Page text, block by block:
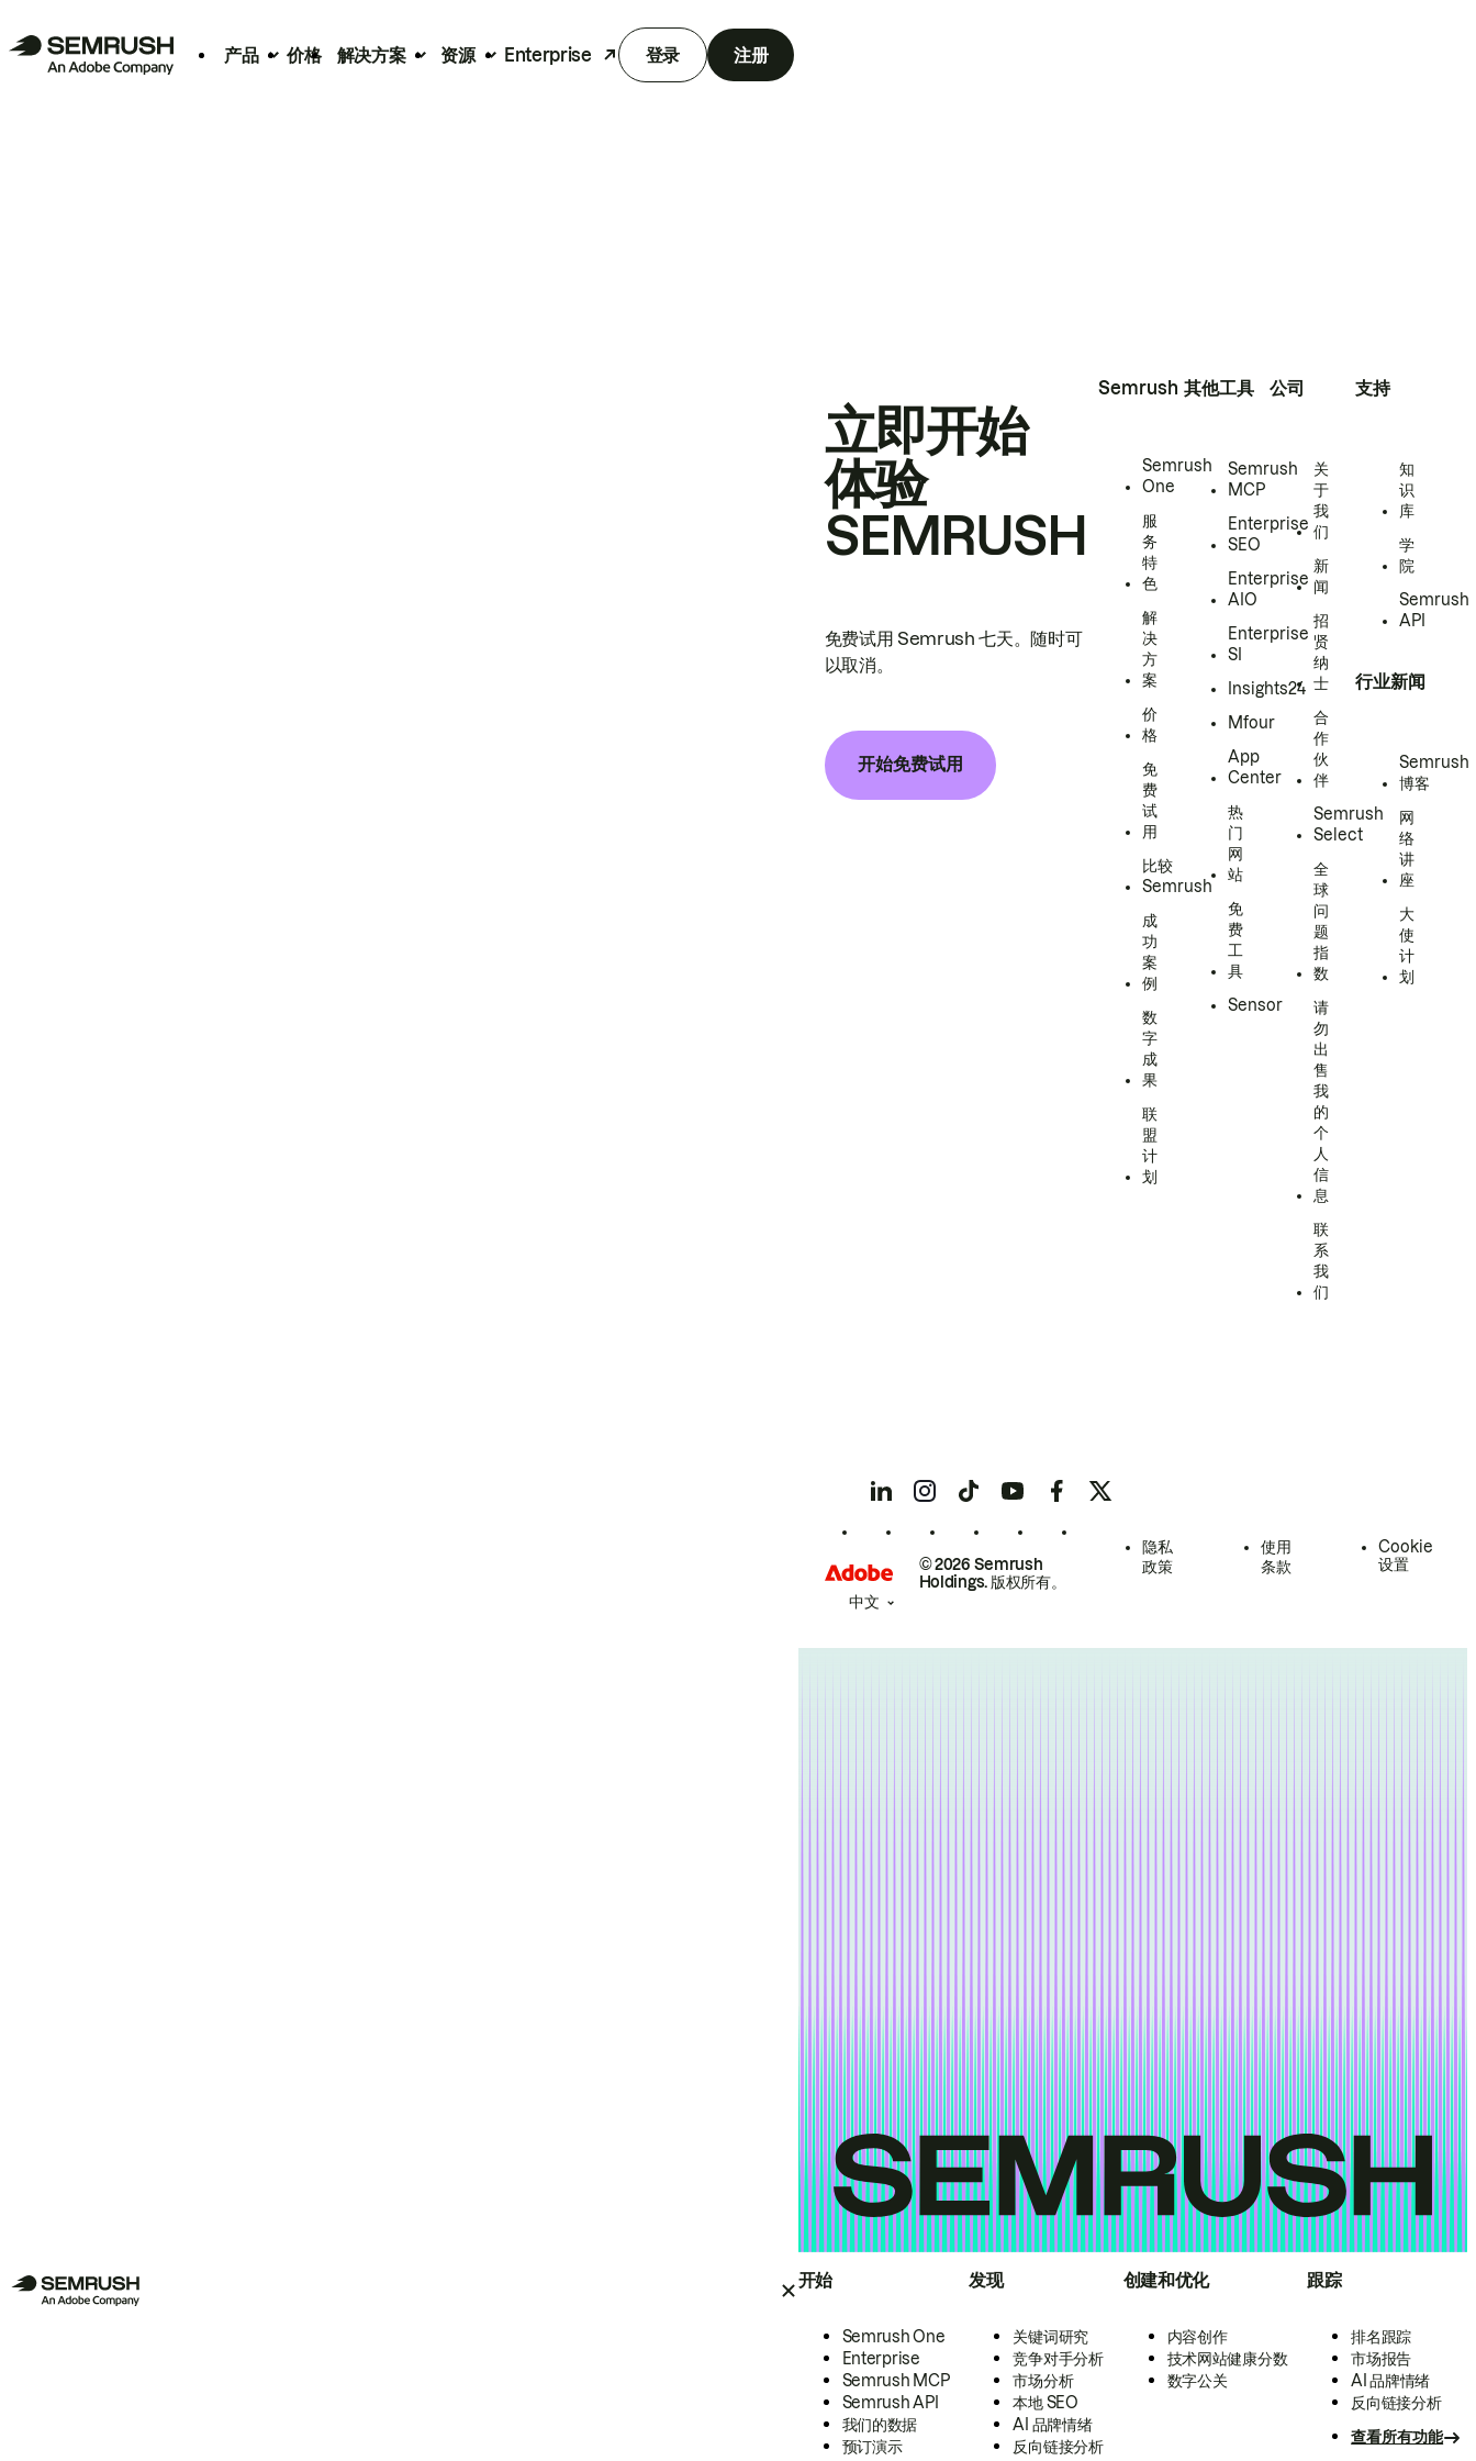
产品 价格 解决方案 资源 Enterprise 登录 注册
开始
Semrush One
Enterprise
Semrush MCP
Semrush API
我们的数据
预订演示
发现
关键词研究
竞争对手分析
市场分析
本地 SEO
AI 品牌情绪
反向链接分析
创建和优化
内容创作
技术网站健康分数
数字公关
跟踪
排名跟踪
市场报告
AI 品牌情绪
反向链接分析
查看所有功能
立即开始
体验
SEMRUSH
免费试用 Semrush 七天。随时可
以取消。
开始免费试用
Semrush
Semrush
One
服
务
特
色
解
决
方
案
价
格
免
费
试
用
比较
Semrush
成
功
案
例
数
字
成
果
联
盟
计
划
其他工具
Semrush
MCP
Enterprise
SEO
Enterprise
AIO
Enterprise
SI
Insights24
Mfour
App
Center
热
门
网
站
免
费
工
具
Sensor
公司
关
于
我
们
新
闻
招
贤
纳
士
合
作
伙
伴
Semrush
Select
全
球
问
题
指
数
请
勿
出
售
我
的
个
人
信
息
联
系
我
们
支持
知
识
库
学
院
Semrush
API
行业新闻
Semrush
博客
网
络
讲
座
大
使
计
划
© 2026 Semrush
Holdings. 版权所有。
隐私
政策
使用
条款
Cookie
设置
中文